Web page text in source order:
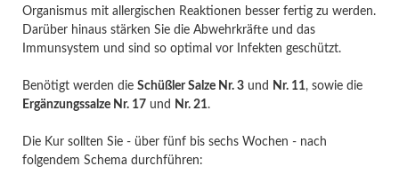
Organismus mit allergischen Reaktionen besser fertig zu werden.
Darüber hinaus stärken Sie die Abwehrkräfte und das
Immunsystem und sind so optimal vor Infekten geschützt.
Benötigt werden die Schüßler Salze Nr. 3und Nr. 11, sowie die
Ergänzungssalze Nr. 17und Nr. 21.
Die Kur sollten Sie - über fünf bis sechs Wochen - nach
folgendem Schema durchführen: